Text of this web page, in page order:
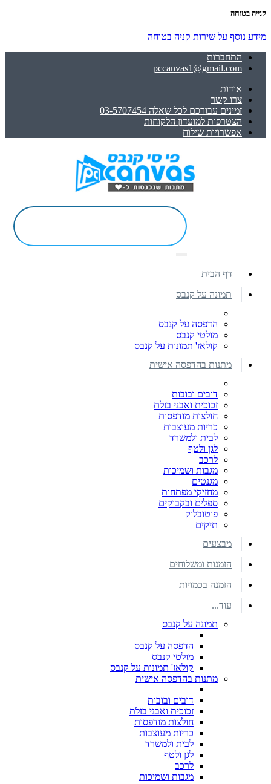
קנייה בטוחה
מידע נוסף על שירות קניה בטוחה
התחברות
pccanvas1@gmail.com
אודות
צרו קשר
זמינים עבורכם לכל שאלה 03-5707454
הצטרפות למועדון הלקוחות
אפשרויות שילוח
דף הבית
תמונה על קנבס
הדפסה על קנבס
מולטי קנבס
קולאז' תמונות על קנבס
מתנות בהדפסה אישית
דובים ובובות
זכוכית ואבני בזלת
חולצות מודפסות
כריות מעוצבות
לבית ולמשרד
לגן ולטף
לרכב
מגבות ושמיכות
מגנטים
מחזיקי מפתחות
ספלים ובקבוקים
פוטובלוק
תיקים
מבצעים
הזמנות ומשלוחים
הזמנה בכמויות
עוד...
תמונה על קנבס
הדפסה על קנבס
מולטי קנבס
קולאז' תמונות על קנבס
מתנות בהדפסה אישית
דובים ובובות
זכוכית ואבני בזלת
חולצות מודפסות
כריות מעוצבות
לבית ולמשרד
לגן ולטף
לרכב
מגבות ושמיכות